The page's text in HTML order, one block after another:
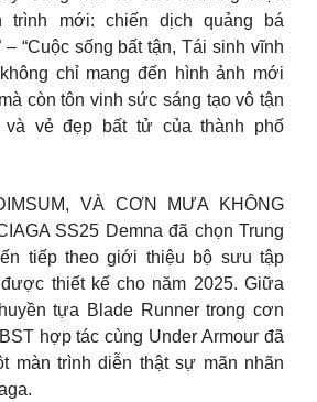
trình mới: chiến dịch quảng bá
– “Cuộc sống bất tận, Tái sinh vĩnh
chỉ mang đến hình ảnh mới
còn tôn vinh sức sáng tạo vô tận
và vẻ đẹp bất tử của thành phố
VÀ CƠN MƯA KHÔNG
SS25 Demna đã chọn Trung
tiếp theo giới thiệu bộ sưu tập
thiết kế cho năm 2025. Giữa
tựa Blade Runner trong cơn
hợp tác cùng Under Armour đã
màn trình diễn thật sự mãn nhãn